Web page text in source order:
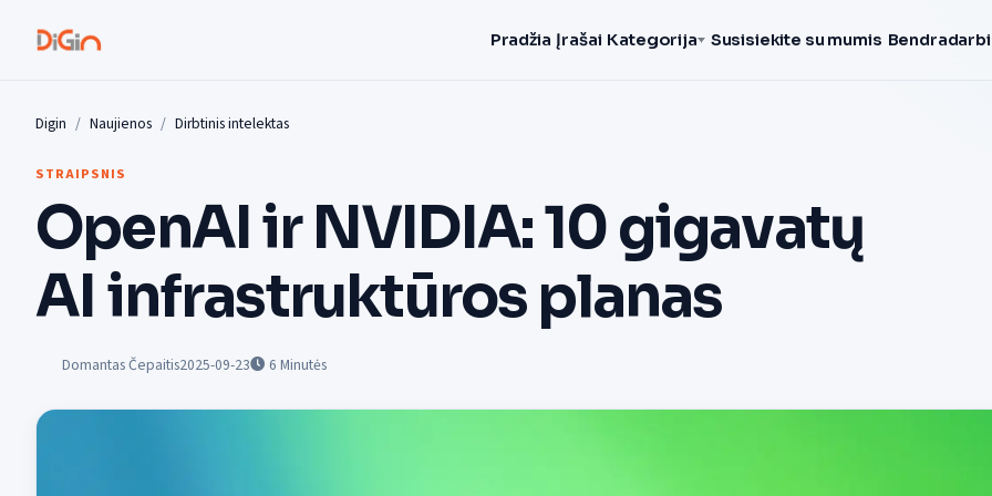
Pradžia Įrašai Kategorija Susisiekite su mumis
Digin Naujienos Dirbtinis intelektas
STRAIPSNIS
OpenAI ir NVIDIA: 10 gigavatų
AI infrastruktūros planas
Domantas Čepaitis2025-09-23 6 Minutės